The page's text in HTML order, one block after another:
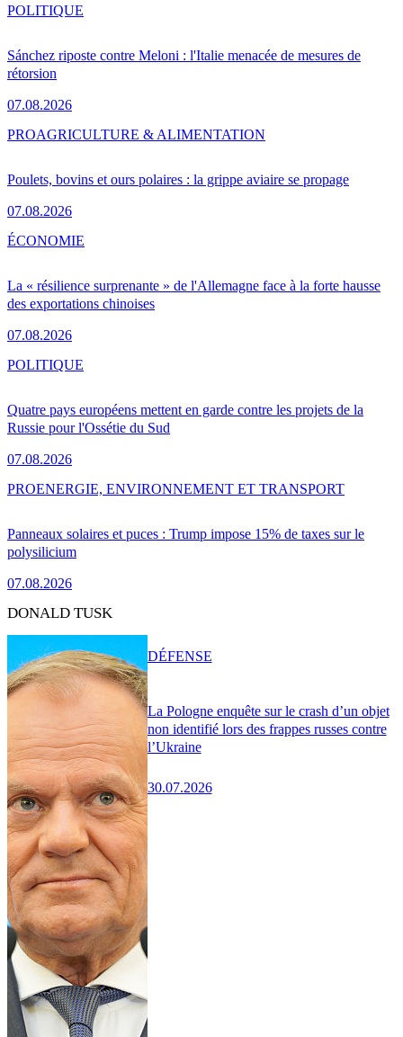
Sánchez riposte contre Meloni : l'Italie menacée de mesures de
rétorsion
07.08.2026
POLITIQUE
Poulets, bovins et ours polaires : la grippe aviaire se propage
07.08.2026
PROAGRICULTURE & ALIMENTATION
La « résilience surprenante » de l'Allemagne face à la forte hausse
des exportations chinoises
07.08.2026
ÉCONOMIE
Quatre pays européens mettent en garde contre les projets de la
Russie pour l'Ossétie du Sud
07.08.2026
POLITIQUE
Panneaux solaires et puces : Trump impose 15% de taxes sur le
polysilicium
07.08.2026
PROENERGIE, ENVIRONNEMENT ET TRANSPORT
DONALD TUSK
La Pologne enquête sur le crash d’un objet
non identifié lors des frappes russes contre
l’Ukraine
30.07.2026
DÉFENSE